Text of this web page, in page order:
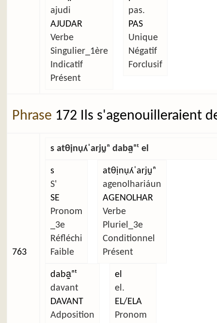
ajudi
AJUDAR
Verbe
Singulier_1ère
Indicatif
Présent
pas.
PAS
Unique
Négatif
Forclusif
Phrase 172 Ils s'agenouilleraient
763
s atθịnụʎˈarjṵⁿ daba̰ⁿᵗ el
s
S'
SE
Pronom
_3e
Réfléchi
Faible
atθịnụʎˈarjṵⁿ
agenolhariáun
AGENOLHAR
Verbe
Pluriel_3e
Conditionnel
Présent
daba̰ⁿᵗ
davant
DAVANT
Adposition
el
el.
EL/ELA
Pronom